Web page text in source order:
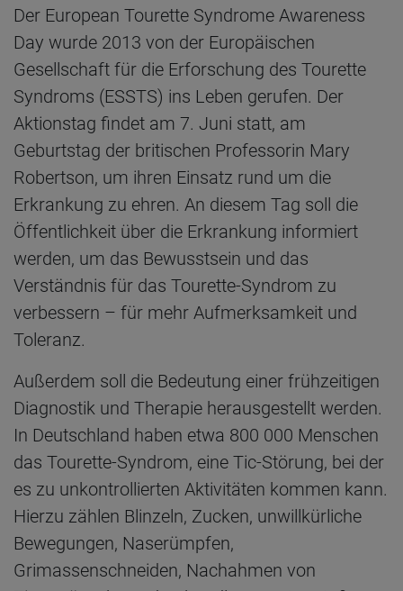
Der European Tourette Syndrome Awareness
Day wurde 2013 von der Europäischen
Gesellschaft für die Erforschung des Tourette
Syndroms (ESSTS) ins Leben gerufen. Der
Aktionstag findet am 7. Juni statt, am
Geburtstag der britischen Professorin Mary
Robertson, um ihren Einsatz rund um die
Erkrankung zu ehren. An diesem Tag soll die
Öffentlichkeit über die Erkrankung informiert
werden, um das Bewusstsein und das
Verständnis für das Tourette-Syndrom zu
verbessern – für mehr Aufmerksamkeit und
Toleranz.
Außerdem soll die Bedeutung einer frühzeitigen
Diagnostik und Therapie herausgestellt werden.
In Deutschland haben etwa 800 000 Menschen
das Tourette-Syndrom, eine Tic-Störung, bei der
es zu unkontrollierten Aktivitäten kommen kann.
Hierzu zählen Blinzeln, Zucken, unwillkürliche
Bewegungen, Naserümpfen,
Grimassenschneiden, Nachahmen von